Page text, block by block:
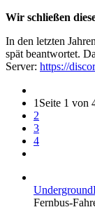
Wir schließen
In den letzten
spät beantwortet.
Server: https://
1 Seite 1 von
2
3
4
Fernbus-